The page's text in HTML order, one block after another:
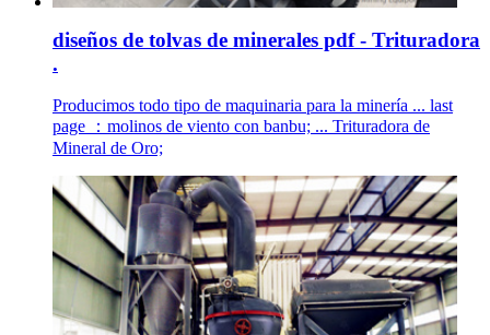
diseños de tolvas de minerales pdf - Trituradora
.
Producimos todo tipo de maquinaria para la minería ... last
page ：molinos de viento con banbu; ... Trituradora de
Mineral de Oro;